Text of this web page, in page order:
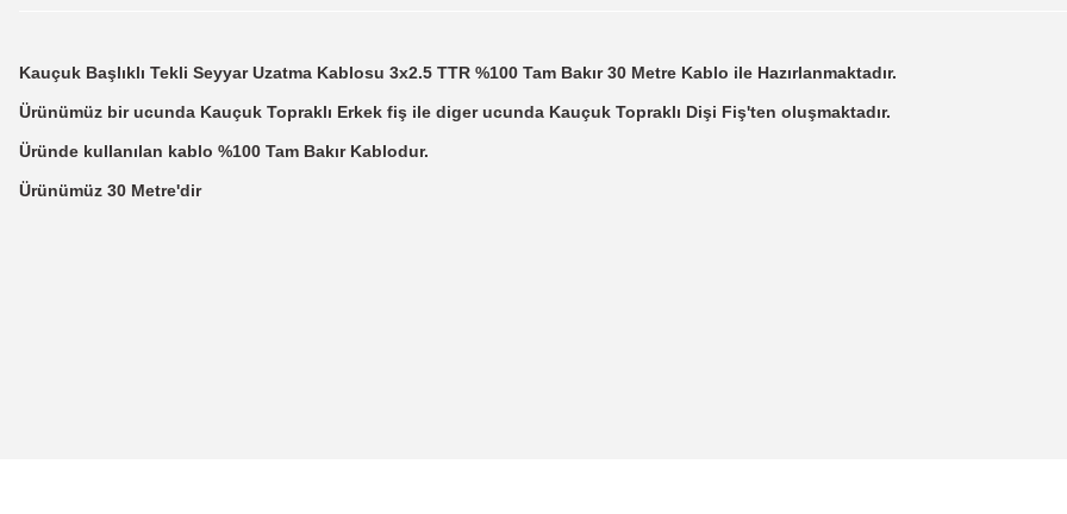
Kauçuk Başlıklı Tekli Seyyar Uzatma Kablosu 3x2.5 TTR %100 Tam Bakır 30 Metre Kablo ile Hazırlanmaktadır.
Ürünümüz bir ucunda Kauçuk Topraklı Erkek fiş ile diger ucunda Kauçuk Topraklı Dişi Fiş'ten oluşmaktadır.
Üründe kullanılan kablo %100 Tam Bakır Kablodur.
Ürünümüz 30 Metre'dir